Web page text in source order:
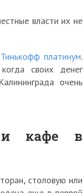
власти их не
Тинькофф платинум.
своих денег
очень
и кафе в
столовую или